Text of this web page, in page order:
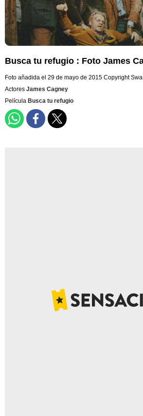
Busca tu refugio : Foto James
Foto añadida el 29 de mayo de 2015 Copyright
Actores James Cagney
Película Busca tu refugio